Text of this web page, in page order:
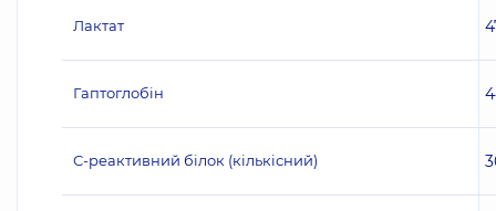
Лактат
Гаптоглобін
С-реактивний білок (кількісний)